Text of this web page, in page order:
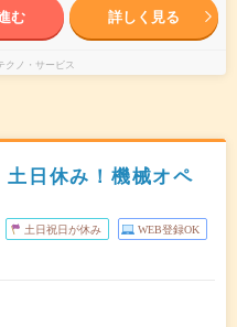
む 詳しく見る
クノ・サービス
日休み！機械オペ
土日祝日が休み WEB登録OK